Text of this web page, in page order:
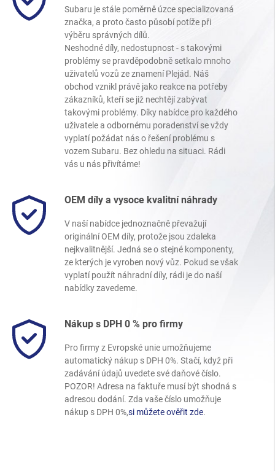
Subaru je stále poměrně úzce specializovaná
značka, a proto často působí potíže při
výběru správných dílů.
Neshodné díly, nedostupnost - s takovými
problémy se pravděpodobně setkalo mnoho
uživatelů vozů ze znamení Plejád. Náš
obchod vznikl právě jako reakce na potřeby
zákazníků, kteří se již nechtějí zabývat
takovými problémy. Díky nabídce pro každého
uživatele a odbornému poradenství se vždy
vyplatí požádat nás o řešení problému s
vozem Subaru. Bez ohledu na situaci. Rádi
vás u nás přivítáme!
OEM díly a vysoce kvalitní náhrady
V naší nabídce jednoznačně převažují
originální OEM díly, protože jsou zdaleka
nejkvalitnější. Jedná se o stejné komponenty,
ze kterých je vyroben nový vůz. Pokud se však
vyplatí použít náhradní díly, rádi je do naší
nabídky zavedeme.
Nákup s DPH 0 % pro firmy
Pro firmy z Evropské unie umožňujeme
automatický nákup s DPH 0%. Stačí, když při
zadávání údajů uvedete své daňové číslo.
POZOR! Adresa na faktuře musí být shodná s
adresou dodání. Zda vaše číslo umožňuje
nákup s DPH 0%,si můžete ověřit zde.